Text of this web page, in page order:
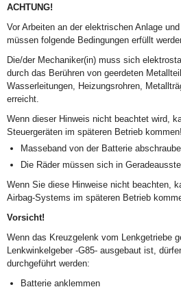
ACHTUNG!
Vor Arbeiten an der elektrischen Anlage
müssen folgende Bedingungen erfüllt
Die/der Mechaniker(in) muss sich
durch das Berühren von geerdeten
Wasserleitungen, Heizungsrohren,
erreicht.
Wenn dieser Hinweis nicht beachtet wird,
Steuergeräten im späteren Betrieb kommen!
Masseband von der Batterie
Die Räder müssen sich in
Wenn Sie diese Hinweise nicht beachten,
Airbag-Systems im späteren Betrieb
Vorsicht!
Wenn das Kreuzgelenk vom Lenkgetriebe
Lenkwinkelgeber -G85- ausgebaut ist,
durchgeführt werden:
Batterie anklemmen